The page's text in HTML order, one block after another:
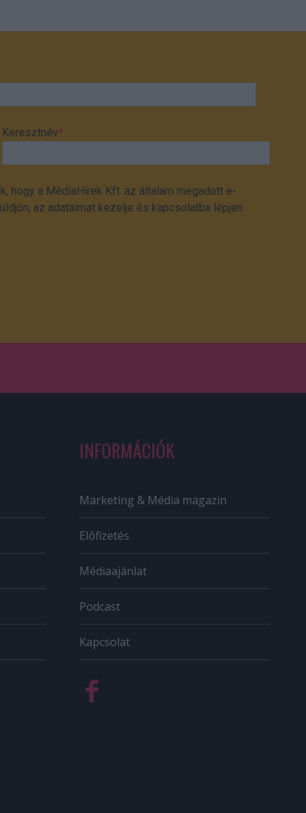
Keresztnév*
hogy a MédiaHírek Kft. az általam megadott e-
az adataimat kezelje és kapcsolatba lépjen
INFORMÁCIÓK
Marketing & Média magazin
Előfizetés
Médiaajánlat
Podcast
Kapcsolat